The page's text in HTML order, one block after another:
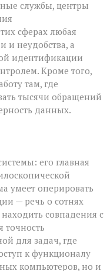
службы, центры
сферах любая
и неудобства, а
идентификации
Кроме того,
там, где
тысячи обращений
данных.
его главная
умеет оперировать
— речь о сотнях
совпадения с
точность
для задач, где
к функционалу
компьютеров, но и